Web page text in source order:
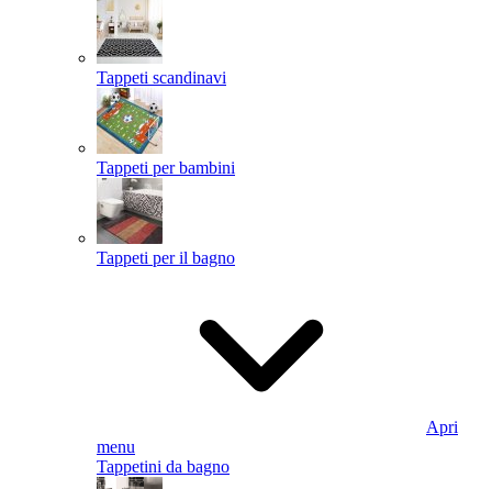
Tappeti scandinavi
Tappeti per bambini
Tappeti per il bagno
Apri
menu
Tappetini da bagno